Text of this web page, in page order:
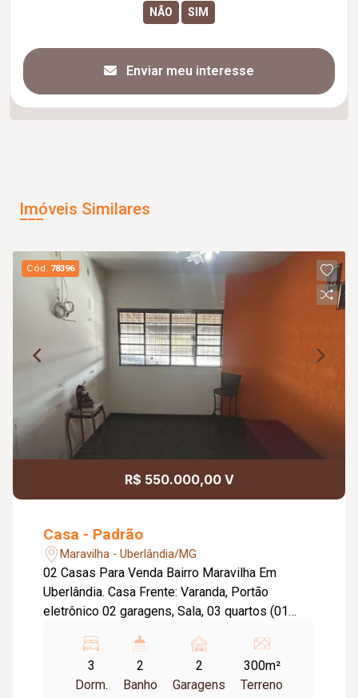
Enviar meu interesse
Imóveis Similares
Cód. 78396
R$ 550.000,00 V
Casa - Padrão
Maravilha - Uberlândia/MG
02 Casas Para Venda Bairro Maravilha Em
Uberlândia. Casa Frente: Varanda, Portão
eletrônico 02 garagens, Sala, 03 quartos (01
Cozinha (Com armários), Lavanderia, Despensa,
Piso cerâmica, Bancadas granito, Toda laje. Casa
Fundo: Sala, 02 quartos (01 suíte), Banheiro
3
Dorm.
2
Banho
2
Garagens
300m²
Terreno